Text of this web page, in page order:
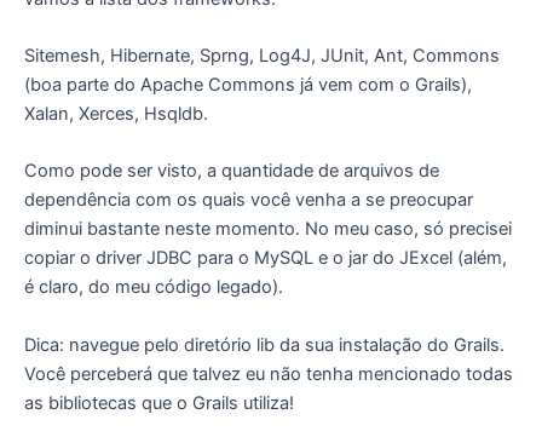
Sitemesh, Hibernate, Sprng, Log4J, JUnit, Ant, Commons
(boa parte do Apache Commons já vem com o Grails),
Xalan, Xerces, Hsqldb.
Como pode ser visto, a quantidade de arquivos de
dependência com os quais você venha a se preocupar
diminui bastante neste momento. No meu caso, só precisei
copiar o driver JDBC para o MySQL e o jar do JExcel (além,
é claro, do meu código legado).
Dica: navegue pelo diretório lib da sua instalação do Grails.
Você perceberá que talvez eu não tenha mencionado todas
as bibliotecas que o Grails utiliza!